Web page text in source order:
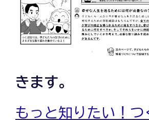
きます。
もっと知りたい！つ